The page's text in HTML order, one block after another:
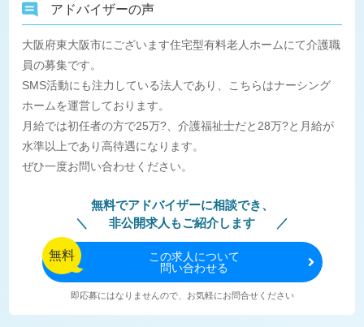
アドバイザーの声
大阪府東大阪市にございます住宅型有料老人ホームにて介護職
員の募集です。
SMS活動にも注力している法人であり、こちらはナーシング
ホームを運営しております。
月給では初任者の方で25万?、介護福祉士だと28万?と月給が
水準以上であり高待遇になります。
ぜひ一度お問い合わせください。
無料でアドバイザーに相談でき、
非公開求人もご紹介します
無料 この求人について
問い合わせる
即応募にはなりませんので、お気軽にお問合せください